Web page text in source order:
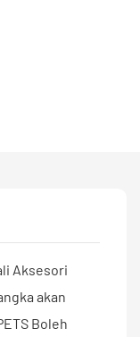
Aksesori
akan
Boleh